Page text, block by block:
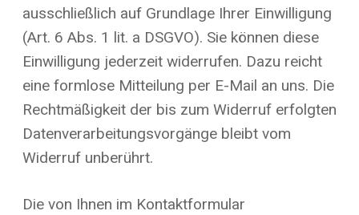
ausschließlich auf Grundlage Ihrer Einwilligung
(Art. 6 Abs. 1 lit. a DSGVO). Sie können diese
Einwilligung jederzeit widerrufen. Dazu reicht
eine formlose Mitteilung per E-Mail an uns. Die
Rechtmäßigkeit der bis zum Widerruf erfolgten
Datenverarbeitungsvorgänge bleibt vom
Widerruf unberührt.
Die von Ihnen im Kontaktformular